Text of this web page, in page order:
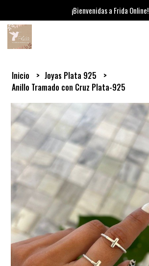
¡Bienvenidas a Frida Online!
Inicio
Joyas Plata 925
Anillo Tramado con Cruz Plata-925